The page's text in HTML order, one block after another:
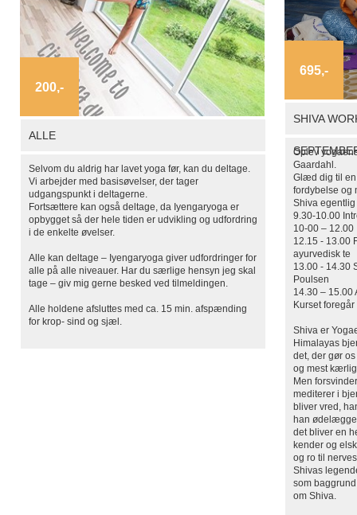
ALLE
200,-
Selvom du aldrig har lavet yoga før, kan du deltage.
Vi arbejder med basisøvelser, der tager
udgangspunkt i deltagerne.
Fortsættere kan også deltage, da Iyengaryoga er
opbygget så der hele tiden er udvikling og udfordring
i de enkelte øvelser.
Alle kan deltage – Iyengaryoga giver udfordringer for
alle på alle niveauer. Har du særlige hensyn jeg skal
tage – giv mig gerne besked ved tilmeldingen.
Alle holdene afsluttes med ca. 15 min. afspænding
for krop- sind og sjæl.
SHIVA
695,-
Oplev
Gaardahl.
Glæd dig til
fordybelse og
Shiva egentlig
9.30-10.00
10-00 – 12.00
12.15 - 13.00
ayurvedisk te
13.00 - 14.30
Poulsen
14.30 – 15.00
Kurset
Shiva er
Himalayas
det, der gør
og mest
Men
mediterer i
bliver vred,
han
det bliver en
kender og
og ro til
Shivas
som
om Shiva.